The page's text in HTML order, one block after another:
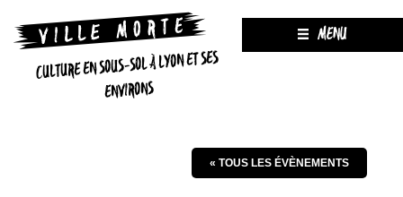
CULTURE EN SOUS-SOL À LYON ET SES
ENVIRONS
MENU
« TOUS LES ÉVÈNEMENTS